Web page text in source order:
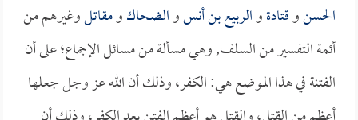
الحسنوقتادةوالربيع بن أنسوالضحاكومقاتلوغيرهم من
أئمة التفسير من السلف, وهي مسألة من مسائل الإجماع؛ على أن
الفتنة في هذا الموضع هي: الكفر، وذلك أن الله عز وجل جعلها